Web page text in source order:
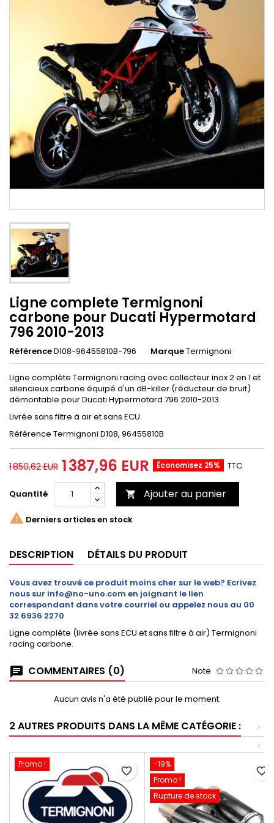
Ligne complete Termignoni
carbone pour Ducati Hypermotard
796 2010-2013
RéférenceD108-96455810B-796 MarqueTermignoni
Ligne complète Termignoni racing avec collecteur inox 2 en 1 et
silencieux carbone équipé d'un dB-killer (réducteur de bruit)
démontable pour Ducati Hypermotard 796 2010-2013.
Livrée sans filtre à air et sans ECU.
Référence Termignoni D108, 96455810B
1 850,62 EUR 1 387,96 EUR Économisez 25% TTC
Quantité  Ajouter au panier
 Derniers articles en stock
DESCRIPTION DÉTAILS DU PRODUIT
Vous avez trouvé ce produit moins cher sur le web? Ecrivez
nous sur info@no-uno.com en joignant le lien
correspondant dans votre courriel ou appelez nous au 00
32 6936 2270
Ligne complète (livrée sans ECU et sans filtre à air) Termignoni
racing carbone.
COMMENTAIRES (0) Note
Aucun avis n'a été publié pour le moment.
2 AUTRES PRODUITS DANS LA MÊME CATÉGORIE :
>
<
Promo !
favorite_border
-19%
Promo !
Rupture de stock
favorite_border